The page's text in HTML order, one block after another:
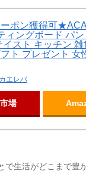
ポン獲得可
ィングボード パ
イスト キッチン
ト プレゼント 女
カエレバ
場
で生活がどこまで豊